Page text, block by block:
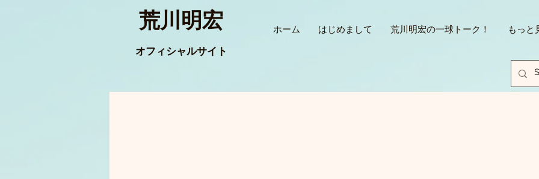
荒川明宏
オフィシャルサイト
ホーム はじめまして 荒川明宏の一球トーク！ もっと